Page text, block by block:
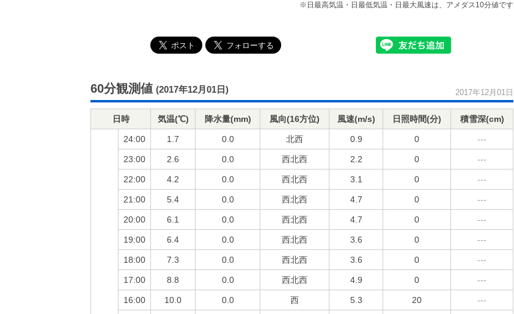
※日最高気温・日最低気温・日最大風速は、アメダス10分値です
60分観測値 (2017年12月01日) 2017年12月01日
日時 気温(℃) 降水量(mm) 風向(16方位) 風速(m/s) 日照時間(分) 積雪深(cm)
24:00 1.7 0.0 北西 0.9 0 ---
23:00 2.6 0.0 西北西 2.2 0 ---
22:00 4.2 0.0 西北西 3.1 0 ---
21:00 5.4 0.0 西北西 4.7 0 ---
20:00 6.1 0.0 西北西 4.7 0 ---
19:00 6.4 0.0 西北西 3.6 0 ---
18:00 7.3 0.0 西北西 3.6 0 ---
17:00 8.8 0.0 西北西 4.9 0 ---
16:00 10.0 0.0 西 5.3 20 ---